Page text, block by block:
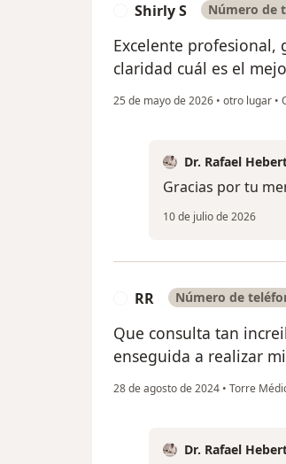
Shirly S Número de
Excelente profesional,
claridad cuál es el
25 de mayo de 2026 • otro lugar •
Dr. Rafael
Gracias por tu
10 de julio de 2026
RR Número de
Que consulta tan
enseguida a realizar
28 de agosto de 2024 • Torre
Dr. Rafael